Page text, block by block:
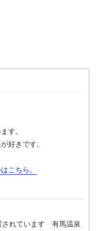
す。
好きです。
こちら。
れています 有馬温泉